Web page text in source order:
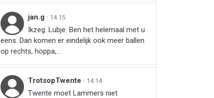
jan.g · 14:15
Ikzeg. Lubje. Ben het helemaal met u
eens. Dan komen er eindelijk ook meer ballen
op rechts, hoppa,...
TrotsopTwente · 14:14
Twente moet Lammers niet